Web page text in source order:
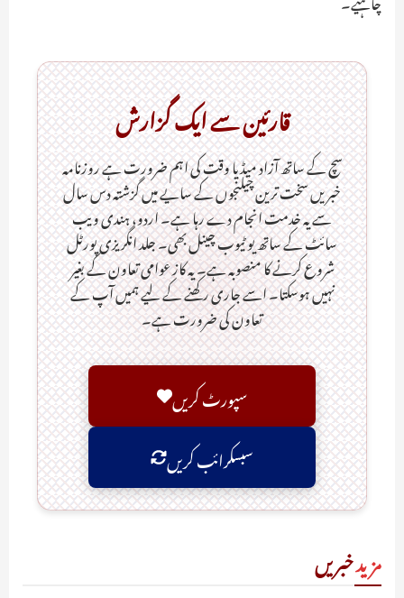
قارئین سے ایک گزارش
سچ کے ساتھ آزاد میڈیا وقت کی اہم ضرورت ہےـ روزنامہ
خبریں سخت ترین چیلنجوں کے سایے میں گزشتہ دس سال
سے یہ خدمت انجام دے رہا ہے۔ اردو، ہندی ویب
سائٹ کے ساتھ یو ٹیوب چینل بھی۔ جلد انگریزی پورٹل
شروع کرنے کا منصوبہ ہے۔ یہ کاز عوامی تعاون کے بغیر
نہیں ہوسکتا۔ اسے جاری رکھنے کے لیے ہمیں آپ کے
تعاون کی ضرورت ہے۔
سپورٹ کریں
سبسکرائب کریں
مزیدخبریں